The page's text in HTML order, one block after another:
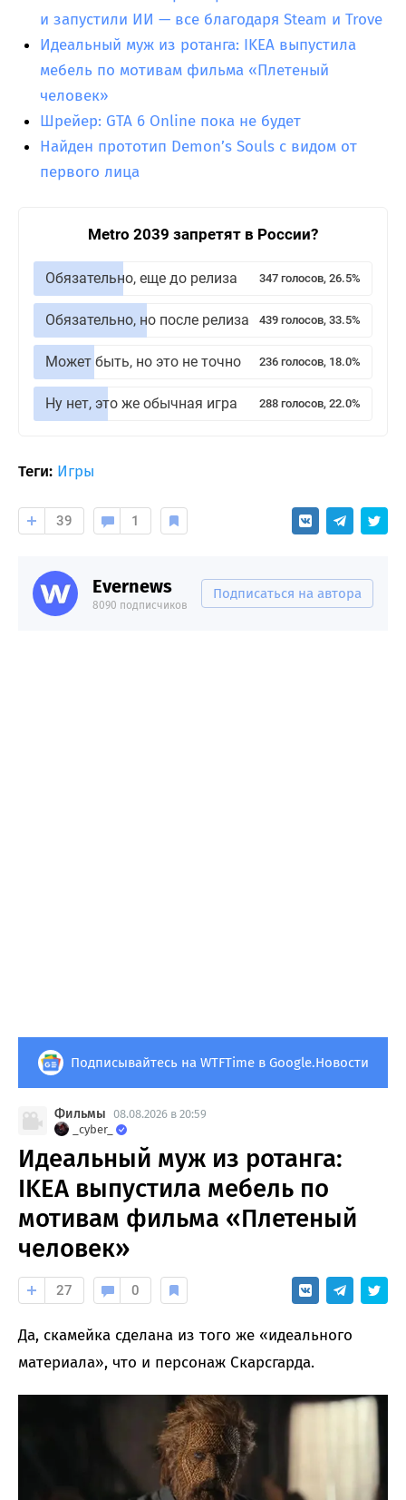
и запустили ИИ — все благодаря Steam и Trove
Идеальный муж из ротанга: IKEA выпустила
мебель по мотивам фильма «Плетеный
человек»
Шрейер: GTA 6 Online пока не будет
Найден прототип Demon’s Souls с видом от
первого лица
Metro 2039 запретят в России?
Обязательно, еще до релиза 347 голосов, 26.5%
Обязательно, но после релиза 439 голосов, 33.5%
Может быть, но это не точно 236 голосов, 18.0%
Ну нет, это же обычная игра 288 голосов, 22.0%
Теги: Игры
39 1
Evernews
8090 подписчиков
Подписаться на автора
Подписывайтесь на WTFTime в Google.Новости
Фильмы 08.08.2026 в 20:59
_cyber_
Идеальный муж из ротанга:
IKEA выпустила мебель по
мотивам фильма «Плетеный
человек»
27 0
Да, скамейка сделана из того же «идеального
материала», что и персонаж Скарсгарда.